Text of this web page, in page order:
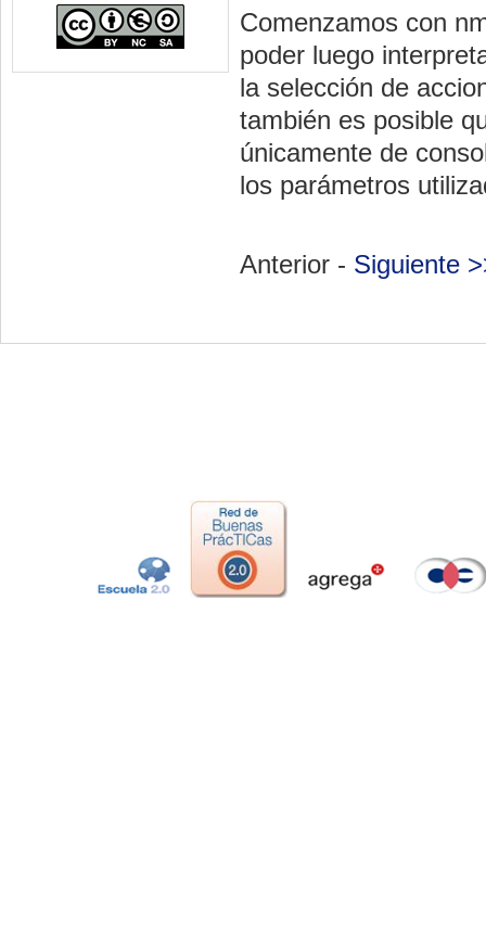
Comenzamos con
poder luego
la selección de
también es posible
únicamente de
los parámetros
Anterior - Siguiente